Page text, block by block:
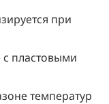
при
с пластовыми
температур